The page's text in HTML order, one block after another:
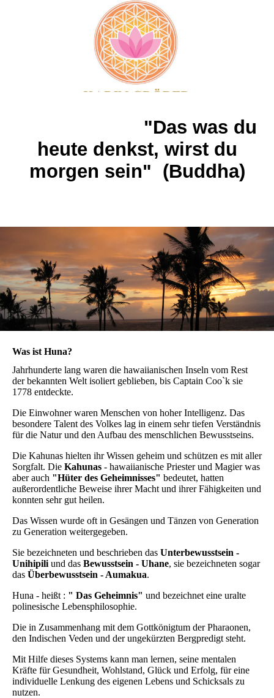
"Das was du
heute denkst, wirst du
morgen sein" (Buddha)
Was ist Huna?
Jahrhunderte lang waren die hawaiianischen Inseln vom Rest
der bekannten Welt isoliert geblieben, bis Captain Coo`k sie
1778 entdeckte.
Die Einwohner waren Menschen von hoher Intelligenz. Das
besondere Talent des Volkes lag in einem sehr tiefen Verständnis
für die Natur und den Aufbau des menschlichen Bewusstseins.
Die Kahunas hielten ihr Wissen geheim und schützen es mit aller
Sorgfalt. Die Kahunas - hawaiianische Priester und Magier was
aber auch "Hüter des Geheimnisses" bedeutet, hatten
außerordentliche Beweise ihrer Macht und ihrer Fähigkeiten und
konnten sehr gut heilen.
Das Wissen wurde oft in Gesängen und Tänzen von Generation
zu Generation weitergegeben.
Sie bezeichneten und beschrieben das Unterbewusstsein -
Unihipili und das Bewusstsein - Uhane, sie bezeichneten sogar
das Überbewusstsein - Aumakua.
Huna - heißt : " Das Geheimnis" und bezeichnet eine uralte
polinesische Lebensphilosophie.
Die in Zusammenhang mit dem Gottkönigtum der Pharaonen,
den Indischen Veden und der ungekürzten Bergpredigt steht.
Mit Hilfe dieses Systems kann man lernen, seine mentalen
Kräfte für Gesundheit, Wohlstand, Glück und Erfolg, für eine
individuelle Lenkung des eigenen Lebens und Schicksals zu
nutzen.